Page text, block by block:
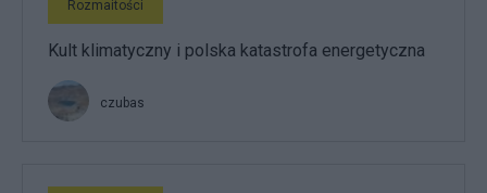
Rozmaitości
Kult klimatyczny i polska katastrofa energetyczna
czubas